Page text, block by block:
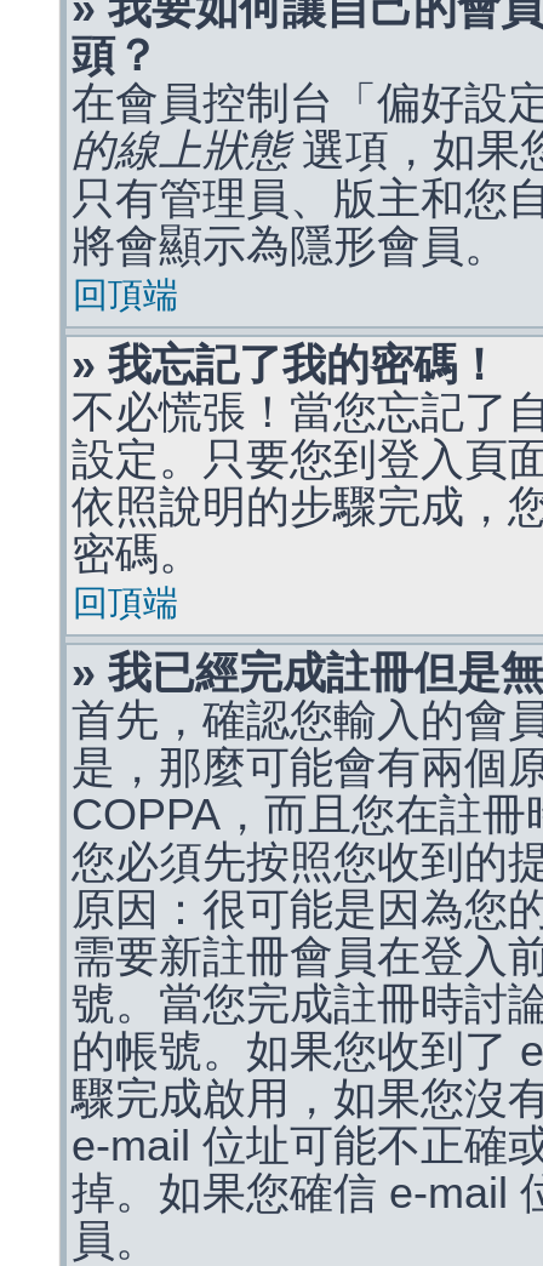
頭？
在會員控制台「偏好設
的線上狀態選項，如果
只有管理員、版主和您
將會顯示為隱形會員。
回頂端
» 我忘記了我的密碼！
不必慌張！當您忘記了
設定。只要您到登入頁
依照說明的步驟完成，
密碼。
回頂端
» 我已經完成註冊但是
首先，確認您輸入的會
是，那麼可能會有兩個
COPPA，而且您在註
您必須先按照您收到的
原因：很可能是因為您
需要新註冊會員在登入
號。當您完成註冊時討
的帳號。如果您收到了
驟完成啟用，如果您沒
e-mail 位址可能不正確
掉。如果您確信 e-mail
員。